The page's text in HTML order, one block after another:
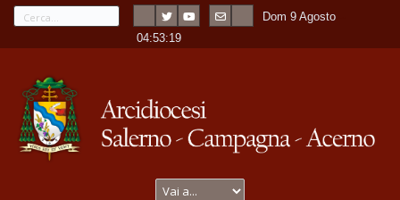
Dom 9 Agosto
-04:53:20